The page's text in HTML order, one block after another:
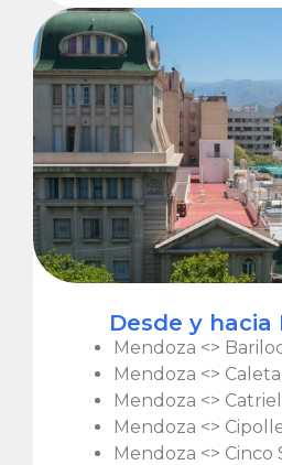
Desde y hacia
Mendoza <>
Mendoza <>
Mendoza <> Catriel
Mendoza <>
Mendoza <> Cinco